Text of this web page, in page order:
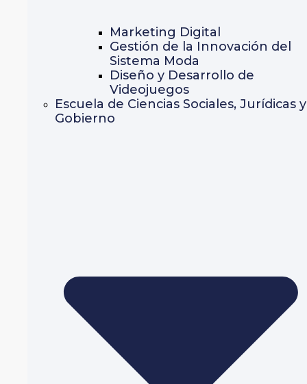
Marketing Digital
Gestión de la Innovación del
Sistema Moda
Diseño y Desarrollo de
Videojuegos
Escuela de Ciencias Sociales, Jurídicas y
Gobierno